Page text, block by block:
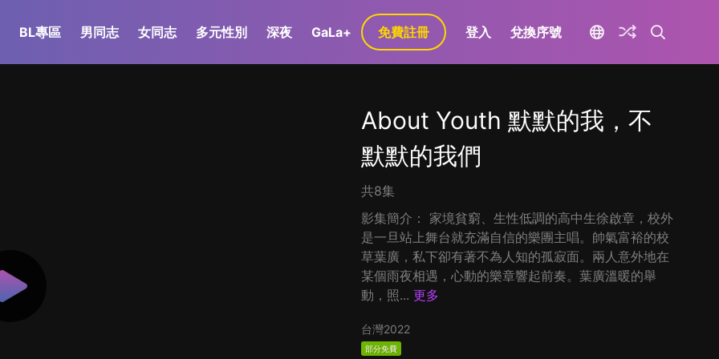
BL專區 男同志 女同志 多元性別 深夜 GaLa+ 免費註冊 登入 兌換序號
About Youth 默默的我，不
默默的我們
共8集
影集簡介： 家境貧窮、生性低調的高中生徐啟章，校外
是一旦站上舞台就充滿自信的樂團主唱。帥氣富裕的校
草葉廣，私下卻有著不為人知的孤寂面。兩人意外地在
某個雨夜相遇，心動的樂章響起前奏。葉廣溫暖的舉
動，照... 更多
台灣2022
部分免費